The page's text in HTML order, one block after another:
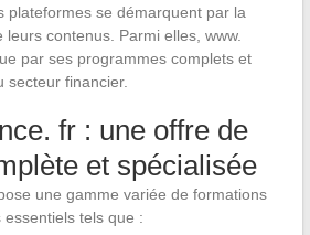
plateformes se démarquent par la
contenus. Parmi elles, www.
par ses programmes complets et
secteur financier.
fr : une offre de
et spécialisée
une gamme variée de formations
tels que :